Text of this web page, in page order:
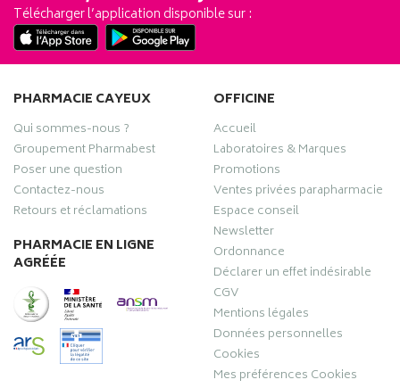
Télécharger l’application disponible sur :
PHARMACIE CAYEUX
Qui sommes-nous ?
Groupement Pharmabest
Poser une question
Contactez-nous
Retours et réclamations
PHARMACIE EN LIGNE
AGRÉÉE
OFFICINE
Accueil
Laboratoires & Marques
Promotions
Ventes privées parapharmacie
Espace conseil
Newsletter
Ordonnance
Déclarer un effet indésirable
CGV
Mentions légales
Données personnelles
Cookies
Mes préférences Cookies